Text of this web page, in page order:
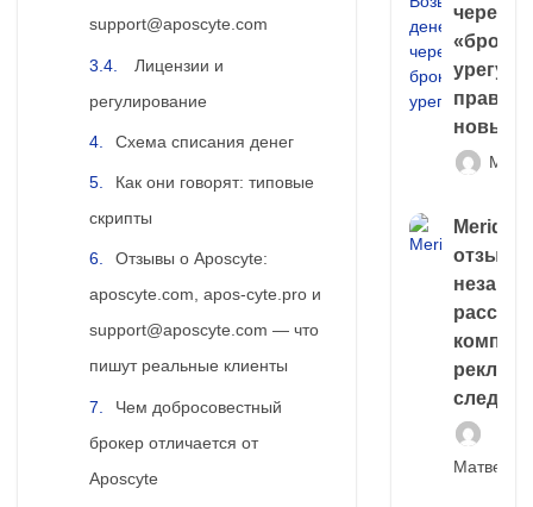
support@aposcyte.com
Лицензии и
регулирование
Схема списания денег
Как они говорят: типовые
скрипты
Отзывы о Aposcyte:
aposcyte.com, apos-cyte.pro и
support@aposcyte.com — что
пишут реальные клиенты
Чем добросовестный
брокер отличается от
Aposcyte
через
правда
новый
следа
Матвей